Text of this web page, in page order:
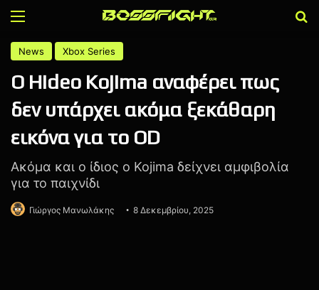
Menu
News Xbox Series
Ο Hideo Kojima αναφέρει πως
δεν υπάρχει ακόμα ξεκάθαρη
εικόνα για το OD
Ακόμα και ο ίδιος ο Kojima δείχνει αμφιβολία
για το παιχνίδι
Γιώργος Μανωλάκης 8 Δεκεμβρίου, 2025